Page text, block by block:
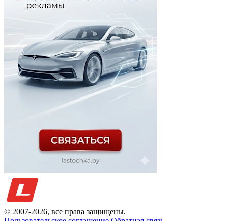
© 2007-2026, все права защищены.